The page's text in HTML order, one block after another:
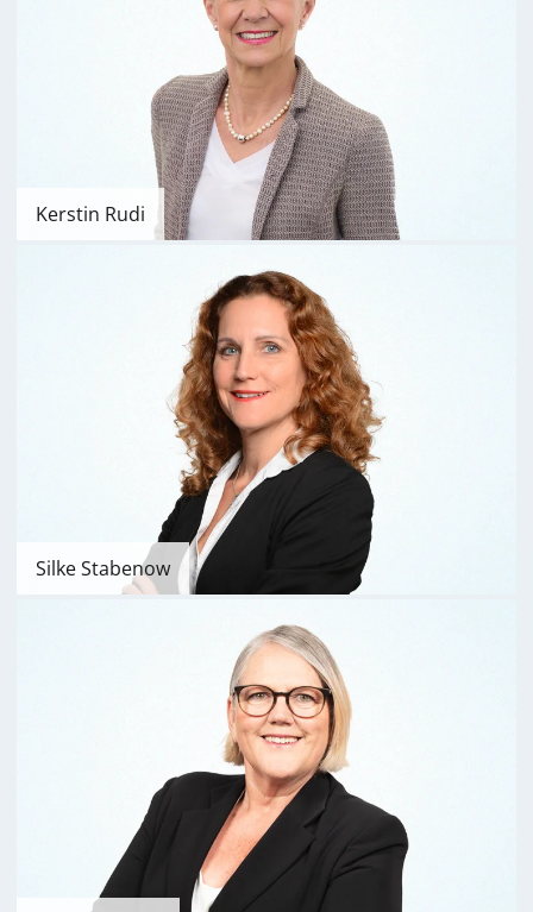
Kerstin Rudi
Silke Stabenow